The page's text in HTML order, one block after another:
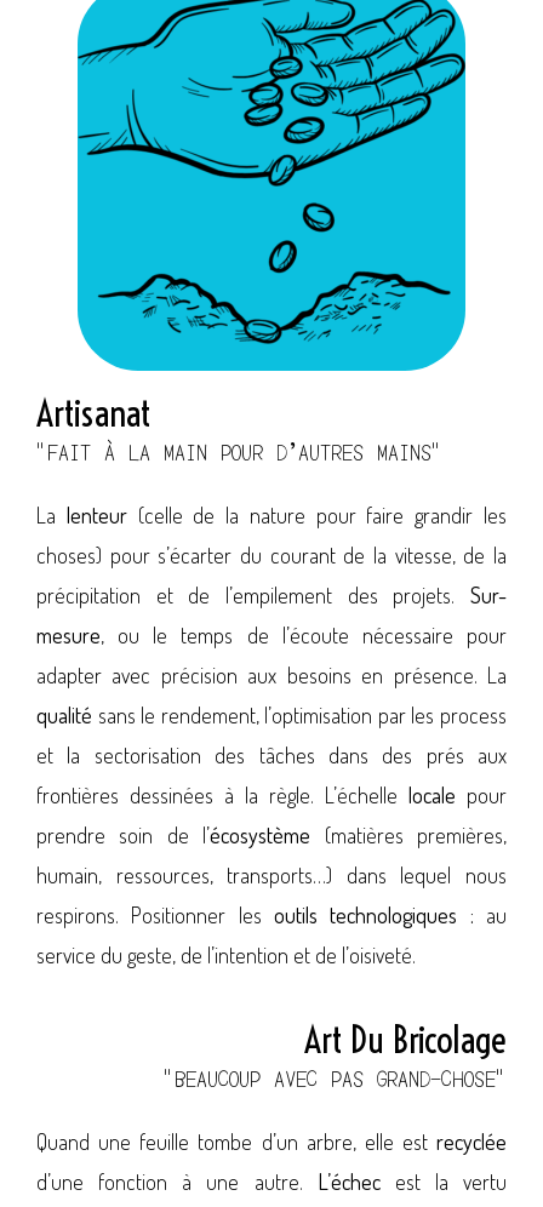
Artisanat
"FAIT À LA MAIN POUR D’AUTRES MAINS"
La lenteur(celle de la nature pour faire grandir les
choses) pour s’écarter du courant de la vitesse, de la
précipitation et de l’empilement des projets. Sur-
mesure, ou le temps de l’écoute nécessaire pour
adapter avec précision aux besoins en présence. La
qualité sans le rendement, l’optimisation par les process
et la sectorisation des tâches dans des prés aux
frontières dessinées à la règle. L’échelle locale pour
prendre soin de l’écosystème (matières premières,
humain, ressources, transports…) dans lequel nous
respirons. Positionner les outils technologiques : au
service du geste, de l’intention et de l’oisiveté.
Art Du Bricolage
"BEAUCOUP AVEC PAS GRAND-CHOSE"
Quand une feuille tombe d’un arbre, elle est recyclée
d’une fonction à une autre. L’échec est la vertu